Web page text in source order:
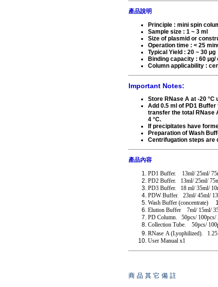
產品說明
Principle : mini spin
Sample size : 1 ~ 3 ml
Size of plasmid or
Operation time : < 25
Typical Yield : 20 ~ 30 μg
Binding capacity : 60 μg/
Column applicability :
Important Notes:
Store RNase A at -20 °C
Add 0.5 ml of PD1
transfer the total RNase
4 °C.
If precipitates have
Preparation of Wash
Centrifugation steps are
產品內容
PD1 Buffer. 13ml/ 25ml/
PD2 Buffer.
13ml/ 25ml/
PD3 Buffer. 18 ml/ 35ml/
PDW Buffer. 23ml/ 45ml/
Wash Buffer (concentrate)
Elution Buffer 7ml/ 15ml/
PD Column. 50pcs/ 100pcs/
Collection Tube. 50pcs/
RNase A (Lyophilized).
User Manual x1
商 品 其 它 備 註